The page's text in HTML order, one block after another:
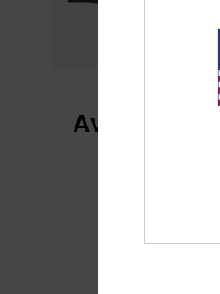
Avis clients